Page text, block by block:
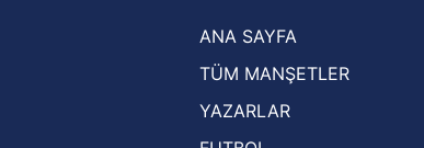
Ziraat Türkiye Kupası
UEFA Şampiyonlar Ligi
UEFA Avrupa Ligi haberleri
ANA SAYFA
TÜM MANŞETLER
YAZARLAR